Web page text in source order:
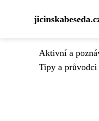
Aktivní a
Tipy a průvodci